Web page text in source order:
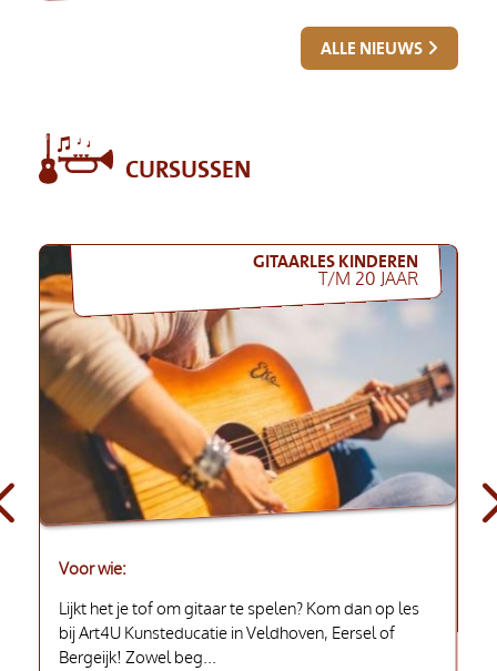
ALLE NIEUWS
CURSUSSEN
GITAARLES KINDEREN
T/M 20 JAAR
Voor wie
Lijkt het je tof om gitaar te spelen? Kom dan op les
bij Art4U Kunsteducatie in Veldhoven, Eersel of
Bergeijk! Zowel beg...